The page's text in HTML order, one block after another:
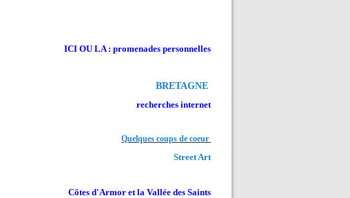
ICI OU LA : promenades personnelles
BRETAGNE
recherches internet
Quelques coups de coeur
Street Art
Côtes d'Armor et la Vallée des Saints